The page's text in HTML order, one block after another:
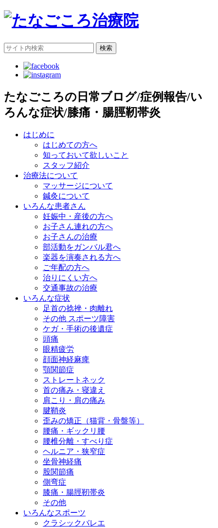
検索
たなごころの日常ブログ/症例報告/い
ろんな症状/膝痛・腸脛靭帯炎
はじめに
はじめての方へ
知っておいて欲しいこと
スタッフ紹介
治療法について
マッサージについて
鍼灸について
いろんな患者さん
妊娠中・産後の方へ
お子さん連れの方へ
お子さんの治療
部活動をガンバル君へ
楽器を演奏される方へ
ご年配の方へ
治りにくい方へ
交通事故の治療
いろんな症状
足首の捻挫・肉離れ
その他 スポーツ障害
ケガ・手術の後遺症
頭痛
眼精疲労
顔面神経麻痺
顎関節症
ストレートネック
首の痛み・寝違え
肩こり・肩の痛み
腱鞘炎
歪みの矯正（猫背・骨盤等）
腰痛・ギックリ腰
腰椎分離・すべり症
ヘルニア・狭窄症
坐骨神経痛
股関節痛
側弯症
膝痛・腸脛靭帯炎
その他
いろんなスポーツ
クラシックバレエ